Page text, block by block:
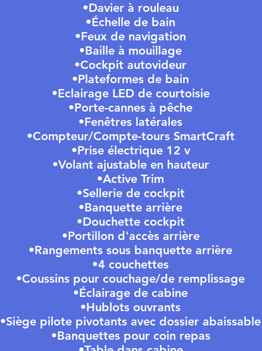
•Davier à rouleau
•Échelle de bain
•Feux de navigation
•Baille à mouillage
•Cockpit autovideur
•Plateformes de bain
•Eclairage LED de courtoisie
•Porte-cannes à pêche
•Fenêtres latérales
•Compteur/Compte-tours SmartCraft
•Prise électrique 12 v
•Volant ajustable en hauteur
•Active Trim
•Sellerie de cockpit
•Banquette arrière
•Douchette cockpit
•Portillon d'accès arrière
•Rangements sous banquette arrière
•4 couchettes
•Coussins pour couchage/de remplissage
•Éclairage de cabine
•Hublots ouvrants
•Siège pilote pivotants avec dossier abaissable
•Banquettes pour coin repas